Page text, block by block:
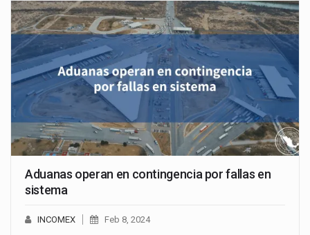
Aduanas operan en contingencia por fallas en
sistema
INCOMEX Feb 8, 2024